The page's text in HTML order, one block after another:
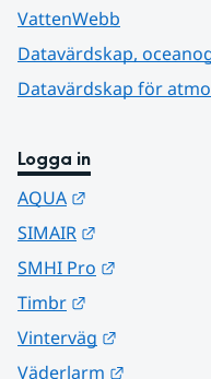
VattenWebb
Datavärdskap,
Datavärdskap för
Logga in
AQUA
SIMAIR
SMHI Pro
Timbr
Vinterväg
Väderlarm